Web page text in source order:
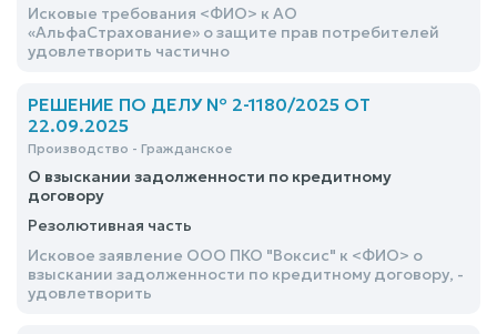
Исковые требования <ФИО> к АО
«АльфаСтрахование» о защите прав потребителей
удовлетворить частично
РЕШЕНИЕ ПО ДЕЛУ № 2-1180/2025 ОТ
22.09.2025
Производство - Гражданское
О взыскании задолженности по кредитному
договору
Резолютивная часть
Исковое заявление ООО ПКО "Воксис" к <ФИО> о
взыскании задолженности по кредитному договору, -
удовлетворить